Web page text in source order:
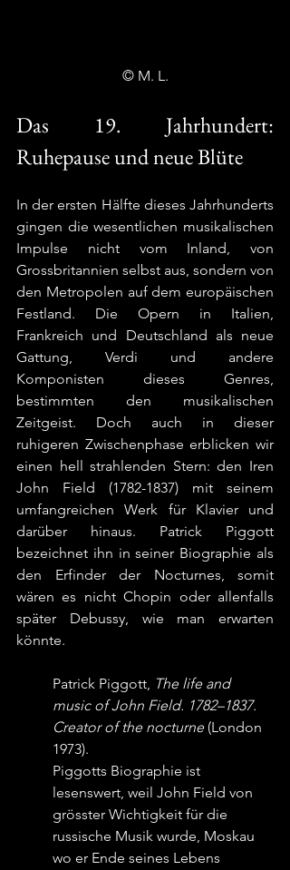
© M. L.
Das 19. Jahrhundert:
Ruhepause und neue Blüte
In der ersten Hälfte dieses Jahrhunderts
gingen die wesentlichen musikalischen
Impulse nicht vom Inland, von
Grossbritannien selbst aus, sondern von
den Metropolen auf dem europäischen
Festland. Die Opern in Italien,
Frankreich und Deutschland als neue
Gattung, Verdi und andere
Komponisten dieses Genres,
bestimmten den musikalischen
Zeitgeist. Doch auch in dieser
ruhigeren Zwischenphase erblicken wir
einen hell strahlenden Stern: den Iren
John Field (1782-1837) mit seinem
umfangreichen Werk für Klavier und
darüber hinaus. Patrick Piggott
bezeichnet ihn in seiner Biographie als
den Erfinder der Nocturnes, somit
wären es nicht Chopin oder allenfalls
später Debussy, wie man erwarten
könnte.
Patrick Piggott, The life and
music of John Field. 1782–1837.
Creator of the nocturne (London
1973).
Piggotts Biographie ist
lesenswert, weil John Field von
grösster Wichtigkeit für die
russische Musik wurde, Moskau
wo er Ende seines Lebens